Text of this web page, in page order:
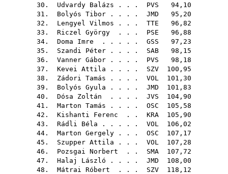
30. Udvardy Balázs . . . PVS 94,10
31. Bolyós Tibor . . . . JMD 95,20
32. Lengyel Vilmos . . . TTE 96,82
33. Riczel György . . . PSE 96,88
34. Doma Imre . . . . . GSS 97,23
35. Szandi Péter . . . . SAB 98,15
36. Vanner Gábor . . . . PVS 98,18
37. Kevei Attila . . . . SZV 100,95
38. Zádori Tamás . . . . VOL 101,30
39. Bolyós Gyula . . . . JMD 101,83
40. Dósa Zoltán . . . . JVS 104,90
41. Marton Tamás . . . . OSC 105,58
42. Kishanti Ferenc . . KRA 105,90
43. Rádli Béla . . . . . VOL 106,02
44. Marton Gergely . . . OSC 107,17
45. Szupper Attila . . . VOL 107,28
46. Pozsgai Norbert . . SMA 107,72
47. Halaj László . . . . JMD 108,00
48. Mátrai Róbert . . . SZV 118,12